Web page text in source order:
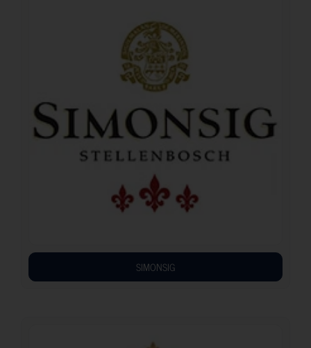
SIMONSIG